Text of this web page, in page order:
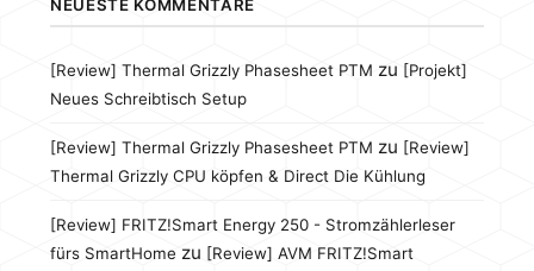
NEUESTE KOMMENTARE
[Review] Thermal Grizzly Phasesheet PTM zu [Projekt]
Neues Schreibtisch Setup
[Review] Thermal Grizzly Phasesheet PTM zu [Review]
Thermal Grizzly CPU köpfen & Direct Die Kühlung
[Review] FRITZ!Smart Energy 250 - Stromzählerleser
fürs SmartHome zu [Review] AVM FRITZ!Smart